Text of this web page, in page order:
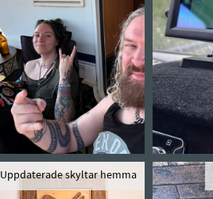
Uppdaterade skyltar hemma